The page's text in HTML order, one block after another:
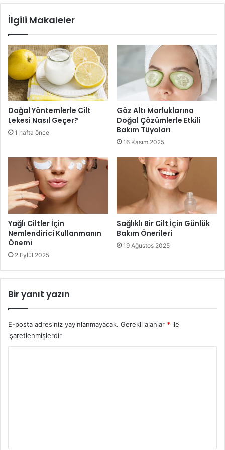
İlgili Makaleler
Doğal Yöntemlerle Cilt
Lekesi Nasıl Geçer?
1 hafta önce
Göz Altı Morluklarına
Doğal Çözümlerle Etkili
Bakım Tüyoları
16 Kasım 2025
Yağlı Ciltler İçin
Nemlendirici Kullanmanın
Önemi
2 Eylül 2025
Sağlıklı Bir Cilt İçin Günlük
Bakım Önerileri
19 Ağustos 2025
Bir yanıt yazın
E-posta adresiniz yayınlanmayacak. Gerekli alanlar * ile
işaretlenmişlerdir